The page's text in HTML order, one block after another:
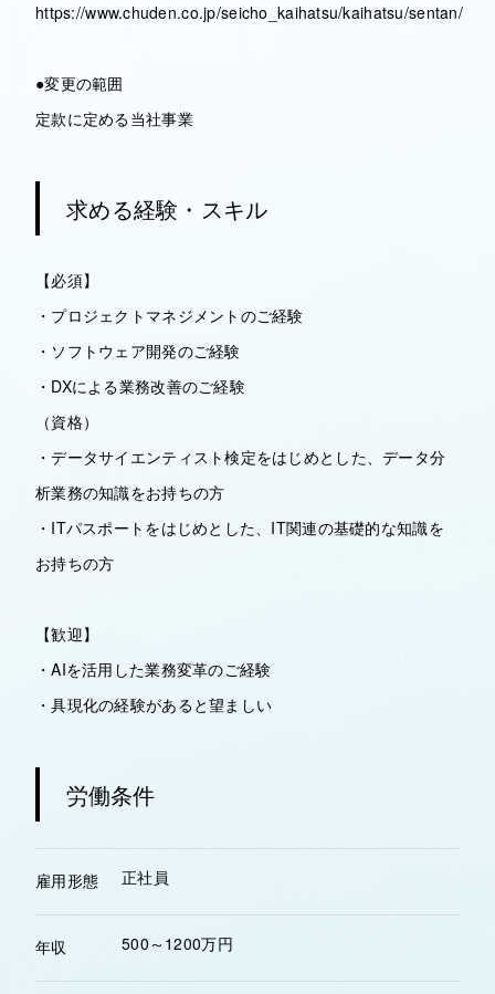
https://www.chuden.co.jp/seicho_kaihatsu/kaihatsu/sentan/
●変更の範囲
定款に定める当社事業
求める経験・スキル
【必須】
・プロジェクトマネジメントのご経験
・ソフトウェア開発のご経験
・DXによる業務改善のご経験
（資格）
・データサイエンティスト検定をはじめとした、データ分
析業務の知識をお持ちの方
・ITパスポートをはじめとした、IT関連の基礎的な知識を
お持ちの方
【歓迎】
・AIを活用した業務変革のご経験
・具現化の経験があると望ましい
労働条件
雇用形態 正社員
年収 500～1200万円